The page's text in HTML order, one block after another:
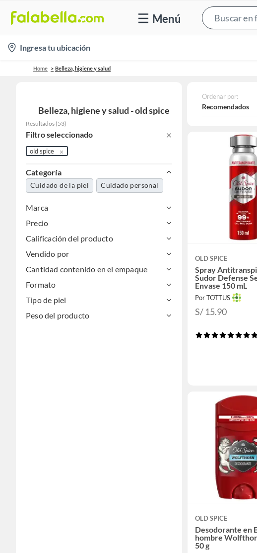
Menú
location-
icon
Ingresa tu ubicación
Home Belleza, higiene y salud
Belleza, higiene y salud - old spice
Resultados (53)
Filtro seleccionado
old spice
Categoría
Cuidado de la piel Cuidado personal
Marca
Precio
Calificación del producto
Vendido por
Cantidad contenido en el empaque
Formato
Tipo de piel
Peso del producto
Ordenar por:
Recomendados
OLD SPICE
Spray
Sudor Defense
Envase 150 mL
Por TOTTUS
S/ 15.90
OLD SPICE
Desodorante en
hombre
50 g